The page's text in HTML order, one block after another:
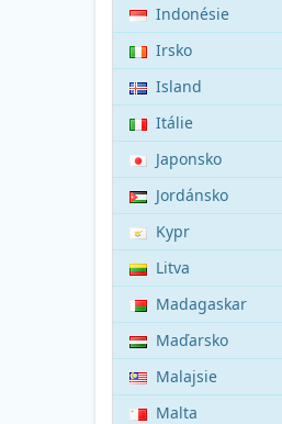
Indonésie
Irsko
Island
Itálie
Japonsko
Jordánsko
Kypr
Litva
Madagaskar
Maďarsko
Malajsie
Malta